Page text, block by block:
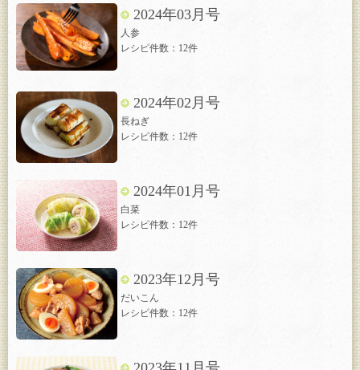
2024年03月号
人参
レシピ件数：12件
2024年02月号
長ねぎ
レシピ件数：12件
2024年01月号
白菜
レシピ件数：12件
2023年12月号
だいこん
レシピ件数：12件